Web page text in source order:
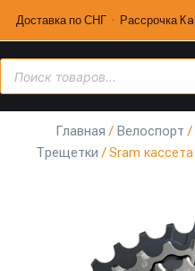
Доставка по СНГ · Рассрочка
Главная / Велоспорт /
Трещетки / Sram